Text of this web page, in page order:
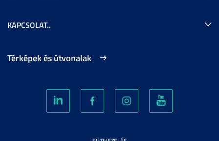
KAPCSOLAT..
Térképek és útvonalak